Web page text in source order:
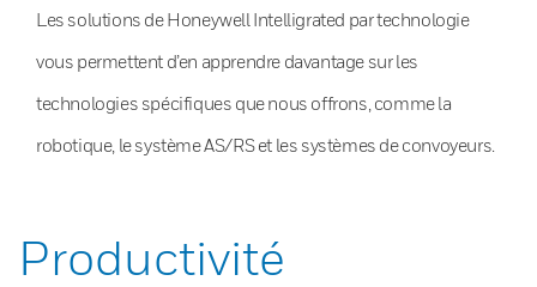
Les solutions de Honeywell Intelligrated par technologie
vous permettent d’en apprendre davantage sur les
technologies spécifiques que nous offrons, comme la
robotique, le système AS/RS et les systèmes de convoyeurs.
Productivité